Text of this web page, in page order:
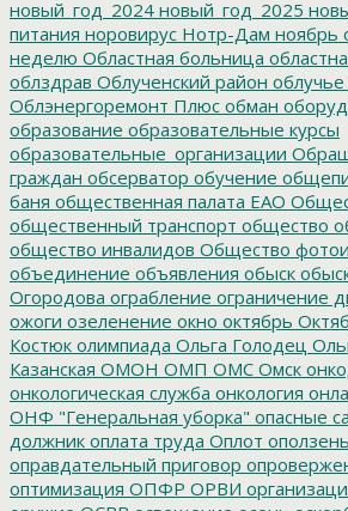
новый_год_2024 новый_год_2025
питания норовирус Нотр-Дам ноябрь
неделю Областная больница
облздрав Облученский район облучье
Облэнергоремонт Плюс обман
образование образовательные курсы
образовательные_организации
граждан обсерватор обучение
баня общественная палата ЕАО
общественный транспорт общество
общество инвалидов Общество
объединение объявления обыск
Огородова ограбление ограничение
ожоги озеленение окно октябрь
Костюк олимпиада Ольга Голодец
Казанская ОМОН ОМП ОМС Омск
онкологическая служба онкология
ОНФ "Генеральная уборка" опасные
должник оплата труда Оплот оползень
оправдательный приговор
оптимизация ОПФР ОРВИ